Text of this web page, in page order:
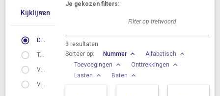
Kijklijnen
Doelen
Taken
Vervallen doelen
Vervallen taken
Je gekozen filters:
3 resultaten
Sorteer op:
Nummer
Alfabetisch
Toevoegingen
Onttrekkingen
Lasten
Baten